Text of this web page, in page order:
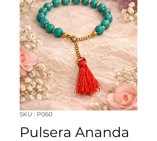
SKU : P060
Pulsera Ananda